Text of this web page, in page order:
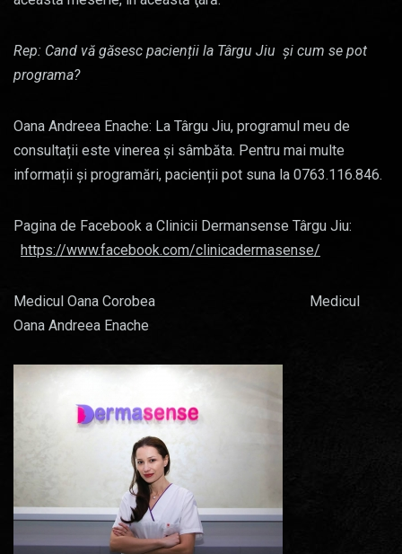
Rep: Cand vă găsesc pacienții la Târgu Jiu și cum se pot
programa?
Oana Andreea Enache: La Târgu Jiu, programul meu de
consultații este vinerea și sâmbăta. Pentru mai multe
informații și programări, pacienții pot suna la 0763.116.846.
Pagina de Facebook a Clinicii Dermansense Târgu Jiu:
https://www.facebook.com/clinicadermasense/
Medicul Oana Corobea Medicul
Oana Andreea Enache